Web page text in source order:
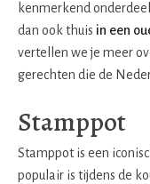
kenmerkend
dan ook thuis in een
vertellen we je meer
gerechten die de
Stamppot
Stamppot is een
populair is tijdens de